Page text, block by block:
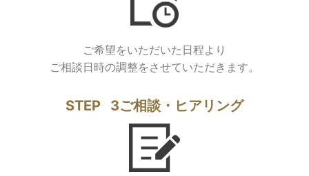
ご希望をいただいた日程より
ご相談日時の調整をさせていただきます。
STEP 3ご相談・ ヒアリング